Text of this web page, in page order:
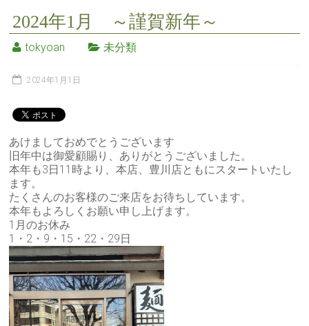
2024年1月 ～謹賀新年～
tokyoan 未分類
2024年1月1日
あけましておめでとうございます
旧年中は御愛顧賜り、ありがとうございました。
本年も3日11時より、本店、豊川店ともにスタートいたし
ます。
たくさんのお客様のご来店をお待ちしています。
本年もよろしくお願い申し上げます。
1月のお休み
1・2・9・15・22・29日